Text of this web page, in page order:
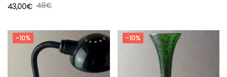
48€
43,00€
-10% -10%